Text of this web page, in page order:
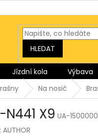
HLEDAT
Jízdní kola Výbava
Na nosič
X9 UA-
AUTHOR